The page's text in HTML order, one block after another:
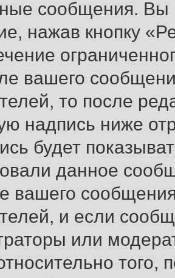
сообщения. Вы
нажав кнопку
вашего
то после
надпись ниже
будет
данное
вашего
и если
или